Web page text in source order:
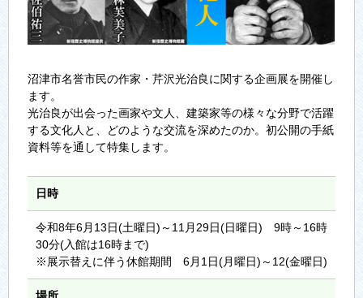
沼津市名誉市民の作家・芹沢光治良に関する企画展を開催し
ます。
光治良が出会った画家や文人、建築家等の様々な分野で活躍
する文化人と、どのような交流を深めたのか。初公開の手紙
資料等を通して特集します。
日時
令和8年6月13日(土曜日)～11月29日(日曜日) 9時～16時
30分(入館は16時まで)
※展示替えに伴う休館期間 6月1日(月曜日)～12(金曜日)